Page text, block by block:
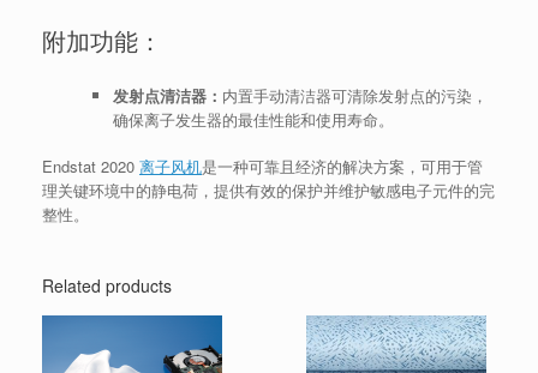
附加功能：
发射点清洁器： 内置手动清洁器可清除发射点的污染，
确保离子发生器的最佳性能和使用寿命。
Endstat 2020 离子风机是一种可靠且经济的解决方案，可用于管
理关键环境中的静电荷，提供有效的保护并维护敏感电子元件的完
整性。
Related products